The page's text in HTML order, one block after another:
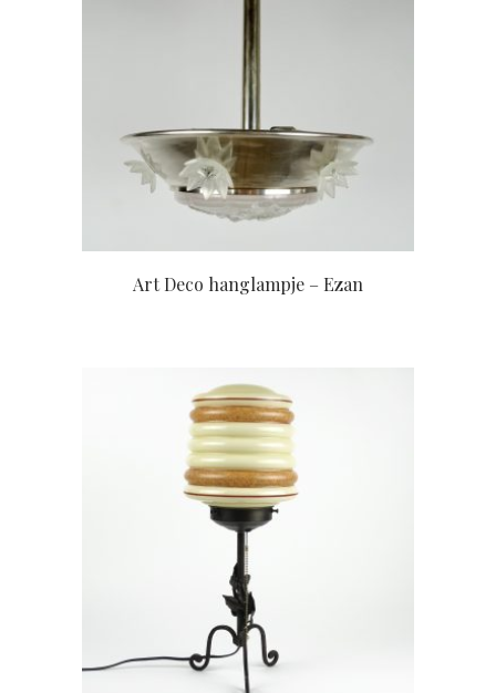
Art Deco hanglampje – Ezan